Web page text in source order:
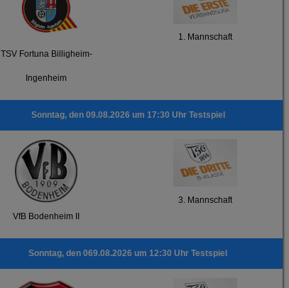
TSV Fortuna Billigheim-
Ingenheim
1. Mannschaft
Sonntag, den 09.08.2026 um 17:30 Uhr Testspiel
VfB Bodenheim II
3. Mannschaft
Sonntag, den 069.08.2026 um 12:30 Uhr Testspiel